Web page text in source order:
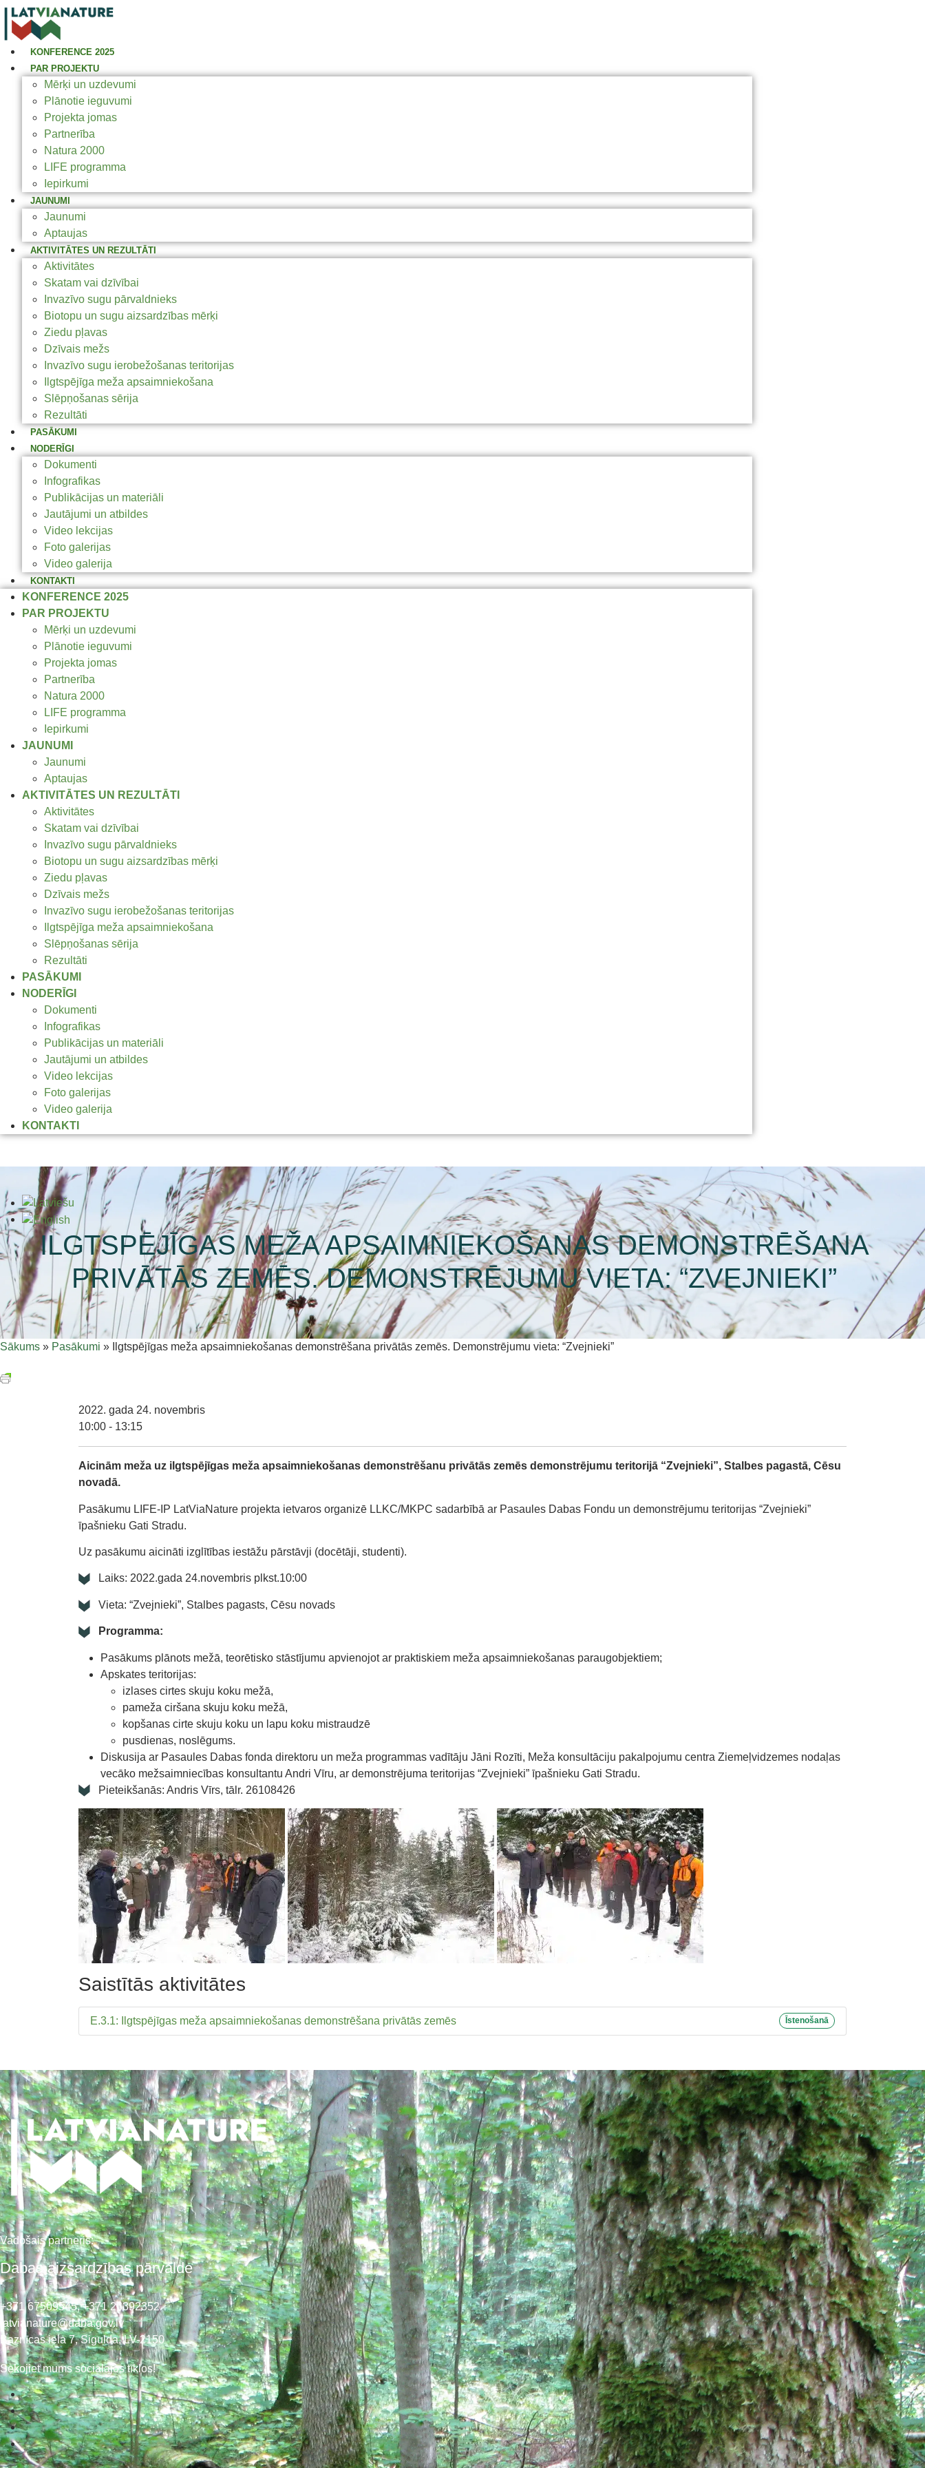
KONFERENCE 2025
PAR PROJEKTU
Mērķi un uzdevumi
Plānotie ieguvumi
Projekta jomas
Partnerība
Natura 2000
LIFE programma
Iepirkumi
JAUNUMI
Jaunumi
Aptaujas
AKTIVITĀTES UN REZULTĀTI
Aktivitātes
Skatam vai dzīvībai
Invazīvo sugu pārvaldnieks
Biotopu un sugu aizsardzības mērķi
Ziedu pļavas
Dzīvais mežs
Invazīvo sugu ierobežošanas teritorijas
Ilgtspējīga meža apsaimniekošana
Slēpņošanas sērija
Rezultāti
PASĀKUMI
NODERĪGI
Dokumenti
Infografikas
Publikācijas un materiāli
Jautājumi un atbildes
Video lekcijas
Foto galerijas
Video galerija
KONTAKTI
KONFERENCE 2025
PAR PROJEKTU
Mērķi un uzdevumi
Plānotie ieguvumi
Projekta jomas
Partnerība
Natura 2000
LIFE programma
Iepirkumi
JAUNUMI
Jaunumi
Aptaujas
AKTIVITĀTES UN REZULTĀTI
Aktivitātes
Skatam vai dzīvībai
Invazīvo sugu pārvaldnieks
Biotopu un sugu aizsardzības mērķi
Ziedu pļavas
Dzīvais mežs
Invazīvo sugu ierobežošanas teritorijas
Ilgtspējīga meža apsaimniekošana
Slēpņošanas sērija
Rezultāti
PASĀKUMI
NODERĪGI
Dokumenti
Infografikas
Publikācijas un materiāli
Jautājumi un atbildes
Video lekcijas
Foto galerijas
Video galerija
KONTAKTI
ILGTSPĒJĪGAS MEŽA APSAIMNIEKOŠANAS DEMONSTRĒŠANA
PRIVĀTĀS ZEMĒS. DEMONSTRĒJUMU VIETA: “ZVEJNIEKI”
Sākums » Pasākumi » Ilgtspējīgas meža apsaimniekošanas demonstrēšana privātās zemēs. Demonstrējumu vieta: “Zvejnieki”
2022. gada 24. novembris
10:00 - 13:15
Aicinām meža uz ilgtspējīgas meža apsaimniekošanas demonstrēšanu privātās zemēs demonstrējumu teritorijā “Zvejnieki”, Stalbes pagastā, Cēsu
novadā.
Pasākumu LIFE-IP LatViaNature projekta ietvaros organizē LLKC/MKPC sadarbībā ar Pasaules Dabas Fondu un demonstrējumu teritorijas “Zvejnieki”
īpašnieku Gati Stradu.
Uz pasākumu aicināti izglītības iestāžu pārstāvji (docētāji, studenti).
Laiks: 2022.gada 24.novembris plkst.10:00
Vieta: “Zvejnieki”, Stalbes pagasts, Cēsu novads
Programma:
Pasākums plānots mežā, teorētisko stāstījumu apvienojot ar praktiskiem meža apsaimniekošanas paraugobjektiem;
Apskates teritorijas:
izlases cirtes skuju koku mežā,
pameža ciršana skuju koku mežā,
kopšanas cirte skuju koku un lapu koku mistraudzē
pusdienas, noslēgums.
Diskusija ar Pasaules Dabas fonda direktoru un meža programmas vadītāju Jāni Rozīti, Meža konsultāciju pakalpojumu centra Ziemeļvidzemes nodaļas
vecāko mežsaimniecības konsultantu Andri Vīru, ar demonstrējuma teritorijas “Zvejnieki” īpašnieku Gati Stradu.
Pieteikšanās: Andris Vīrs, tālr. 26108426
Saistītās aktivitātes
E.3.1: Ilgtspējīgas meža apsaimniekošanas demonstrēšana privātās zemēs Īstenošanā
Vadošais partneris:
Dabas aizsardzības pārvalde
+371 67509545,+371 26392352
latvianature@daba.gov.lv
Baznīcas iela 7, Sigulda, LV-2150
Sekojiet mums sociālajos tīklos!